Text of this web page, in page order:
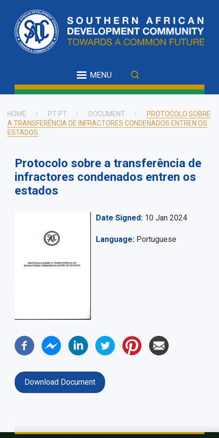
main
content
MENU
Breadcrumb
HOME PT PT DOCUMENT
PROTOCOLO SOBRE
A TRANSFERÊNCIA DE INFRACTORES CONDENADOS ENTREN OS
ESTADOS
Protocolo sobre a transferência de
infractores condenados entren os
estados
Date Signed 10 Jan 2024
Language Portuguese
Download Document